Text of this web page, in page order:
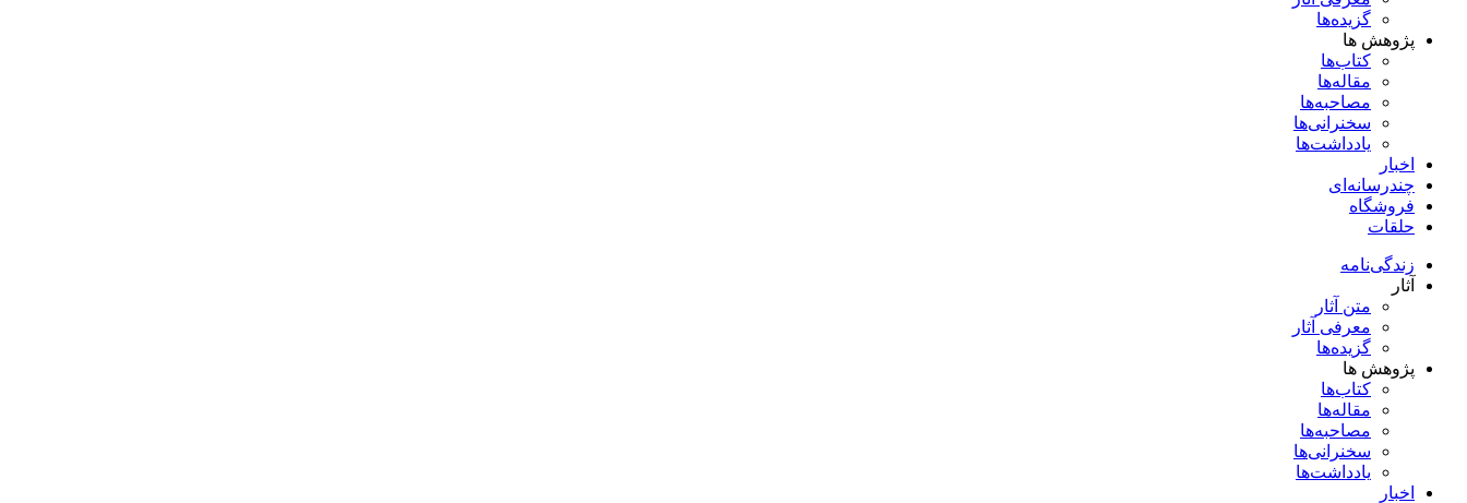
گزیده‌ها
پژوهش ها
کتاب‌ها
مقاله‌ها
مصاحبه‌ها
سخنرانی‌ها
یادداشت‌ها
اخبار
چندرسانه‌ای
فروشگاه
حلقات
زندگی‌نامه
آثار
متن آثار
معرفی آثار
گزیده‌ها
پژوهش ها
کتاب‌ها
مقاله‌ها
مصاحبه‌ها
سخنرانی‌ها
یادداشت‌ها
اخبار